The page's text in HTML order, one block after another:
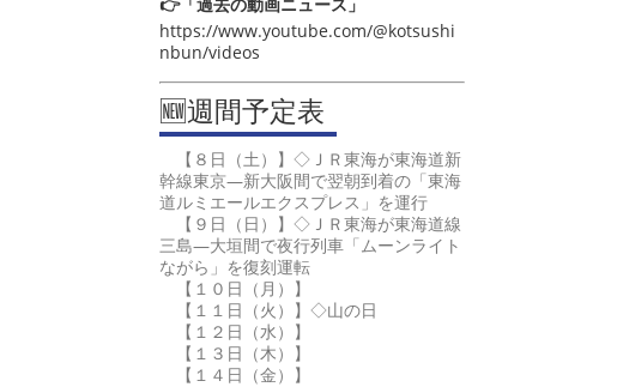
https://www.youtube.com/@kotsushi
nbun/videos
🆕週間予定表
【８日（土）】◇ＪＲ東海が東海道新
幹線東京―新大阪間で翌朝到着の「東海
道ルミエールエクスプレス」を運行
【９日（日）】◇ＪＲ東海が東海道線
三島―大垣間で夜行列車「ムーンライト
ながら」を復刻運転
【１０日（月）】
【１１日（火）】◇山の日
【１２日（水）】
【１３日（木）】
【１４日（金）】